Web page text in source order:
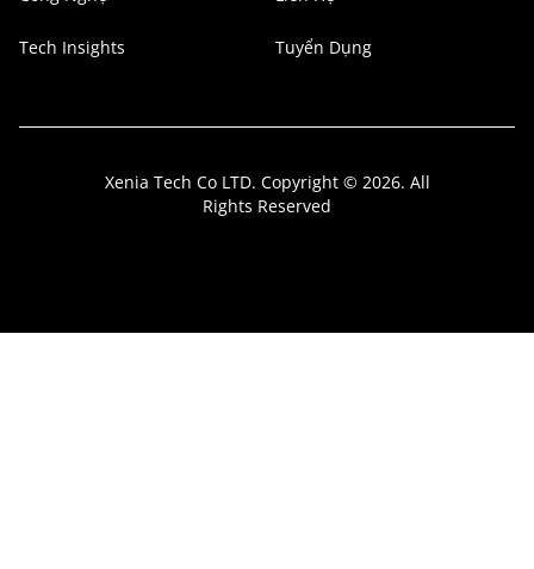
Tech Insights Tuyển Dụng
Xenia Tech Co LTD. Copyright © 2026. All
Rights Reserved